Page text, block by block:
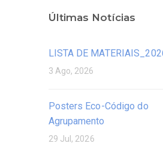
Últimas Notícias
LISTA DE
3 Ago, 2026
Posters Eco-Código do
Agrupamento
29 Jul, 2026